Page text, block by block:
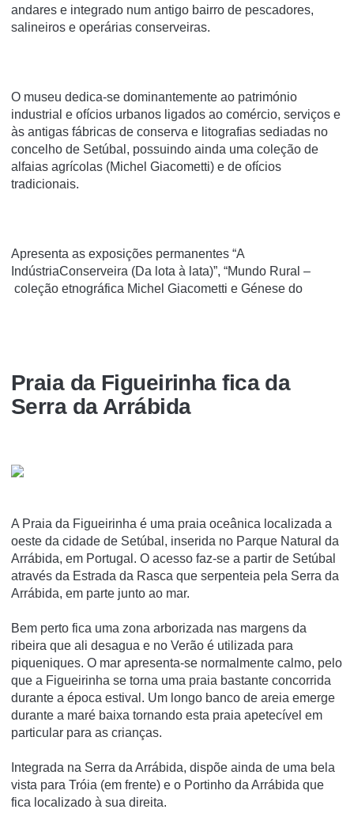
andares e integrado num antigo bairro de pescadores,
salineiros e operárias conserveiras.
O museu dedica-se dominantemente ao património
industrial e ofícios urbanos ligados ao comércio, serviços e
às antigas fábricas de conserva e litografias sediadas no
concelho de Setúbal, possuindo ainda uma coleção de
alfaias agrícolas (Michel Giacometti) e de ofícios
tradicionais.
Apresenta as exposições permanentes “A
IndústriaConserveira (Da lota à lata)”, “Mundo Rural –
coleção etnográfica Michel Giacometti e Génese do
Praia da Figueirinha fica da
Serra da Arrábida
A Praia da Figueirinha é uma praia oceânica localizada a
oeste da cidade de Setúbal, inserida no Parque Natural da
Arrábida, em Portugal. O acesso faz-se a partir de Setúbal
através da Estrada da Rasca que serpenteia pela Serra da
Arrábida, em parte junto ao mar.
Bem perto fica uma zona arborizada nas margens da
ribeira que ali desagua e no Verão é utilizada para
piqueniques. O mar apresenta-se normalmente calmo, pelo
que a Figueirinha se torna uma praia bastante concorrida
durante a época estival. Um longo banco de areia emerge
durante a maré baixa tornando esta praia apetecí­vel em
particular para as crianças.
Integrada na Serra da Arrábida, dispõe ainda de uma bela
vista para Tróia (em frente) e o Portinho da Arrábida que
fica localizado à sua direita.